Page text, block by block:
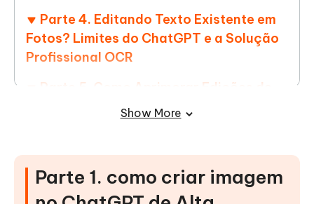
Parte 4. Editando Texto Existente em
Fotos? Limites do ChatGPT e a Solução
Profissional OCR
Parte 5. Como Aprimorar Edições de
Imagem do ChatGPT com Photoshop
no ChatGPT
Show More
Parte 1. como criar imagem